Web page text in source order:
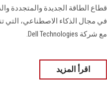
قطاع الطاقة الجديدة والمتجددة
في مجال الذكاء الاصطناعي، التي
مع شركة Dell Technologies.
اقرأ المزيد